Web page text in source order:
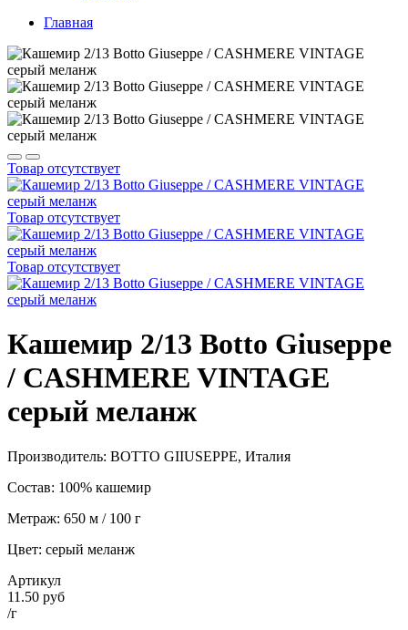
Главная
Товар отсутствует
Товар отсутствует
Товар отсутствует
Кашемир 2/13 Botto Giuseppe
/ CASHMERE VINTAGE
серый меланж
Производитель: BOTTO GIIUSEPPE, Италия
Состав: 100% кашемир
Метраж: 650 м / 100 г
Цвет: серый меланж
Артикул
11.50 руб
/г